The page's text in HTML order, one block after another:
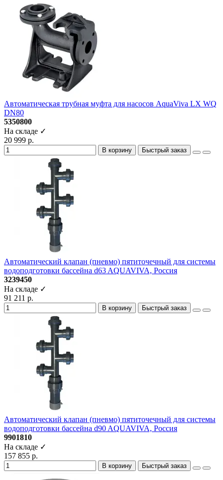
Автоматическая трубная муфта для насосов AquaViva LX WQ
DN80
5350800
На складе ✓
20 999 р.
В корзину Быстрый заказ
Автоматический клапан (пневмо) пятиточечный для системы
водоподготовки бассейна d63 AQUAVIVA, Россия
3239450
На складе ✓
91 211 р.
В корзину Быстрый заказ
Автоматический клапан (пневмо) пятиточечный для системы
водоподготовки бассейна d90 AQUAVIVA, Россия
9901810
На складе ✓
157 855 р.
В корзину Быстрый заказ